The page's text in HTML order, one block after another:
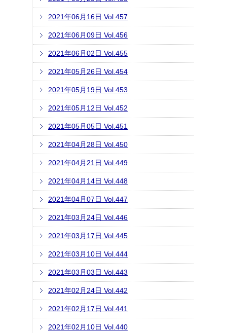
2021年06月16日 Vol.457
2021年06月09日 Vol.456
2021年06月02日 Vol.455
2021年05月26日 Vol.454
2021年05月19日 Vol.453
2021年05月12日 Vol.452
2021年05月05日 Vol.451
2021年04月28日 Vol.450
2021年04月21日 Vol.449
2021年04月14日 Vol.448
2021年04月07日 Vol.447
2021年03月24日 Vol.446
2021年03月17日 Vol.445
2021年03月10日 Vol.444
2021年03月03日 Vol.443
2021年02月24日 Vol.442
2021年02月17日 Vol.441
2021年02月10日 Vol.440